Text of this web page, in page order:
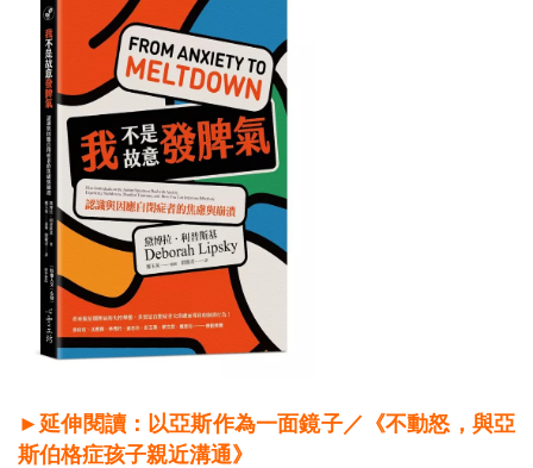
►延伸閱讀：以亞斯作為一面鏡子／《不動怒，與亞
斯伯格症孩子親近溝通》